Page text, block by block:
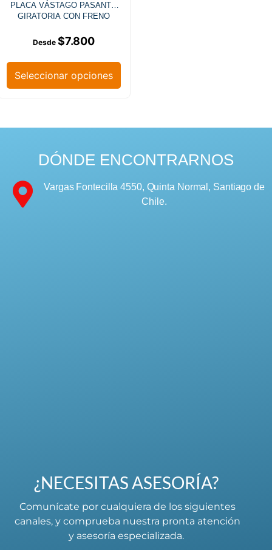
PLACA VÁSTAGO PASANTE
GIRATORIA CON FRENO
$7.800
Seleccionar opciones
DÓNDE ENCONTRARNOS
Vargas Fontecilla 4550, Quinta Normal, Santiago de
Chile.
¿NECESITAS ASESORÍA?
Comunícate por cualquiera de los siguientes
canales, y comprueba nuestra pronta atención
y asesoría especializada.